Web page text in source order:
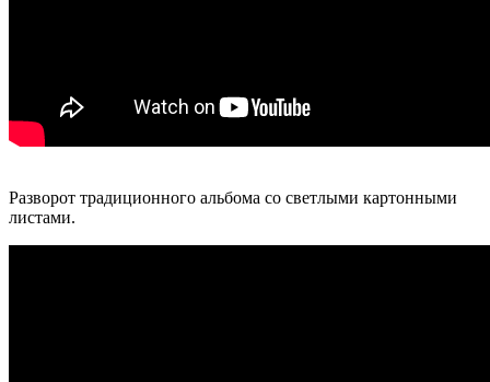
Разворот традиционного альбома со светлыми картонными
листами.